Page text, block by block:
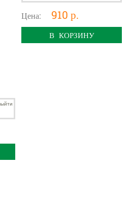
Цена: 910 р.
В КОРЗИНУ